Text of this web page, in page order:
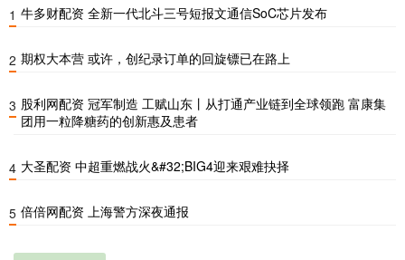
1 牛多财配资 全新一代北斗三号短报文通信SoC芯片发布
2 期权大本营 或许，创纪录订单的回旋镖已在路上
3 股利网配资 冠军制造 工赋山东丨从打通产业链到全球领跑 富康集
团用一粒降糖药的创新惠及患者
4 大圣配资 中超重燃战火&#32;BIG4迎来艰难抉择
5 倍倍网配资 上海警方深夜通报